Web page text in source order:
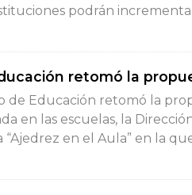
podrán
retomó la
de Educación retomó la
en las escuelas, la
en el Aula” en la